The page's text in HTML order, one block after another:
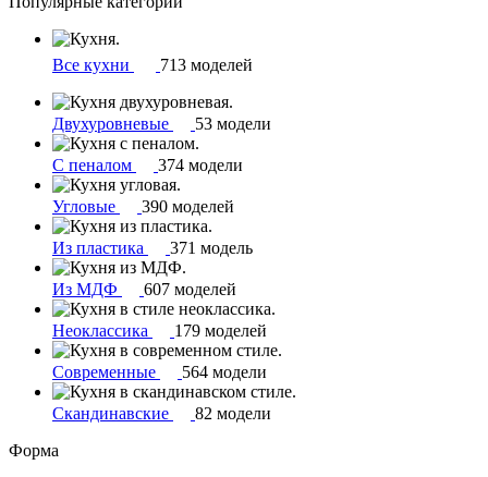
Все кухни 713 моделей
Двухуровневые 53 модели
С пеналом 374 модели
Угловые 390 моделей
Из пластика 371 модель
Из МДФ 607 моделей
Неоклассика 179 моделей
Современные 564 модели
Скандинавские
82 модели
Форма